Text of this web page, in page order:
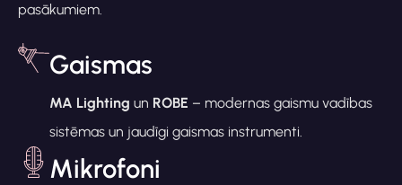
pasākumiem.
Gaismas
MA Lighting un ROBE – modernas gaismu vadības
sistēmas un jaudīgi gaismas instrumenti.
Mikrofoni